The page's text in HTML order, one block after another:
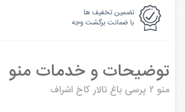
تضمین تخفیف ها
با ضمانت برگشت وجه
توضیحات و خدمات منو
منو ۲ پرسی باغ تالار کاخ اشراف